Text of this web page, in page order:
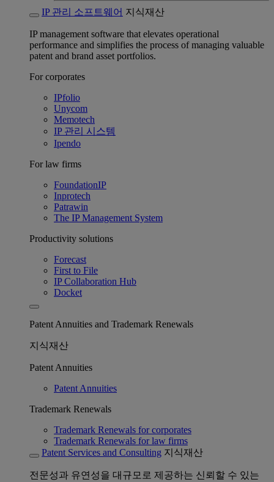
IP 관리 소프트웨어 지식재산
IP management software that elevates operational
performance and simplifies the process of managing valuable
patent and brand asset portfolios.
For corporates
IPfolio
Unycom
Memotech
IP 관리 시스템
Ipendo
For law firms
FoundationIP
Inprotech
Patrawin
The IP Management System
Productivity solutions
Forecast
First to File
IP Collaboration Hub
Docket
Patent Annuities and Trademark Renewals
지식재산
Patent Annuities
Patent Annuities
Trademark Renewals
Trademark Renewals for corporates
Trademark Renewals for law firms
Patent Services and Consulting 지식재산
전문성과 유연성을 대규모로 제공하는 신뢰할 수 있는